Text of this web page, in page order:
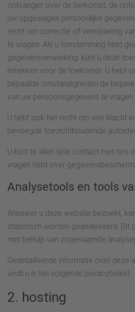
ontvangen over de herkomst, de
uw opgeslagen persoonlijke
recht om correctie of verwijdering
te vragen. Als u toestemming hebt
gegevensverwerking, kunt u deze
intrekken voor de toekomst. U hebt
bepaalde omstandigheden de
van uw persoonsgegevens te vragen.
U hebt ook het recht om een klacht
bevoegde toezichthoudende
U kunt te allen tijde contact met ons
vragen hebt over
Analysetools en tools
Wanneer u deze website bezoekt,
statistisch worden geanalyseerd. Dit
met behulp van zogenaamde
Gedetailleerde informatie over deze
vindt u in het volgende privacybeleid.
2. hosting